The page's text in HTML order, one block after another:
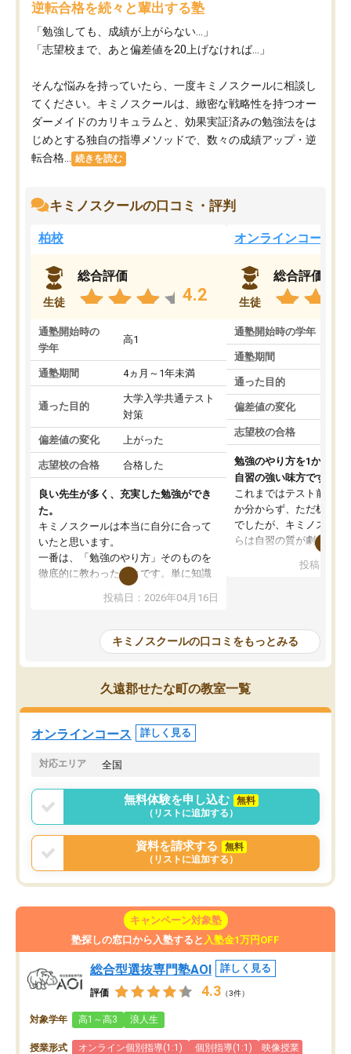
逆転合格を続々と輩出する塾
「勉強しても、成績が上がらない…」
「志望校まで、あと偏差値を20上げなければ…」
そんな悩みを持っていたら、一度キミノスクールに相談し
てください。キミノスクールは、緻密な戦略性を持つオー
ダーメイドのカリキュラムと、効果実証済みの勉強法をは
じめとする独自の指導メソッドで、数々の成績アップ・逆
転合格...
続きを読む
キミノスクールの口コミ・評判
柏校
生徒
総合評価
4.2
通塾開始時の
学年
高1
通塾期間 4ヵ月～1年未満
通った目的
大学入学共通テスト
対策
偏差値の変化 上がった
志望校の合格 合格した
良い先生が多く、充実した勉強ができ
た。
キミノスクールは本当に自分に合って
いたと思います。
一番は、「勉強のやり方」そのものを
徹底的に教わったことです。単に知識
を詰め込むのではなく、自学自習の習
慣が身につくよう並走してくれるの
はなくなりました。
講師の方との距離も近く、親身なコー
チングのおかげで、停滞期もモチベー
ションを維持できました。「やらされ
る勉強」から「目標のための勉強」へ
意識が変わったことが、目標校への合
投稿日：2026年04月16日
オンラインコース
生徒
総合評価
通塾開始時の学年
通塾期間
通った目的
偏差値の変化
志望校の合格
勉強のやり方を1から教
自習の強い味方です。
これまではテスト前に何
か分からず、ただ机に座
でしたが、キミノスクー
らは自習の質が劇的に変
を明確にしてくれるの
の仕方をコーチングして
ルなので、家での学習習
身につきました。結果と
た英語の偏差値が10以
していた公立高校に無事
た。自分から学ぶ姿勢を
投稿日：
キミノスクールの口コミをもっとみる
久遠郡せたな町の教室一覧
オンラインコース 詳しく見る
対応エリア 全国
無料体験を申し込む
無料
（リストに追加する）
資料を請求する
無料
（リストに追加する）
キャンペーン対象塾
塾探しの窓口から入塾すると 入塾金1万円OFF
総合型選抜専門塾AOI 詳しく見る
評価 4.3 （3件）
対象学年 高1～高3 浪人生
授業形式 オンライン個別指導(1:1) 個別指導(1:1)
映像授業